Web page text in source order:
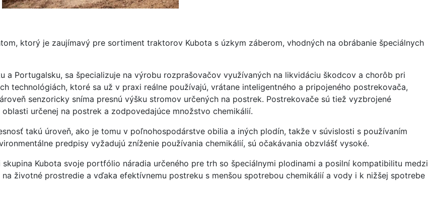
ktorý je zaujímavý pre sortiment traktorov Kubota s úzkym záberom, vhodných na obrábanie špeciálnych
a Portugalsku, sa špecializuje na výrobu rozprašovačov využívaných na likvidáciu škodcov a chorôb pri
technológiách, ktoré sa už v praxi reálne používajú, vrátane inteligentného a pripojeného postrekovača,
senzoricky sníma presnú výšku stromov určených na postrek. Postrekovače sú tiež vyzbrojené
určenej na postrek a zodpovedajúce množstvo chemikálií.
takú úroveň, ako je tomu v poľnohospodárstve obilia a iných plodín, takže v súvislosti s používaním
predpisy vyžadujú zníženie používania chemikálií, sú očakávania obzvlášť vysoké.
Kubota svoje portfólio náradia určeného pre trh so špeciálnymi plodinami a posilní kompatibilitu medzi
životné prostredie a vďaka efektívnemu postreku s menšou spotrebou chemikálií a vody i k nižšej spotrebe